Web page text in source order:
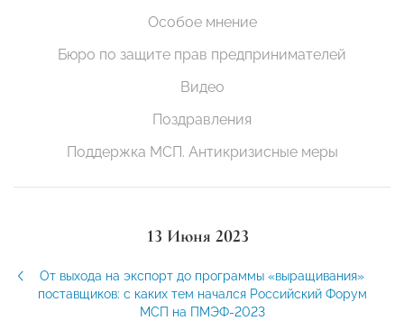
Особое мнение
Бюро по защите прав предпринимателей
Видео
Поздравления
Поддержка МСП. Антикризисные меры
13 Июня 2023
От выхода на экспорт до программы «выращивания»
поставщиков: с каких тем начался Российский Форум
МСП на ПМЭФ-2023